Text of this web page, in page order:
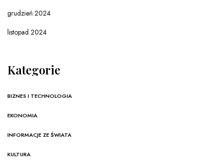
grudzień 2024
listopad 2024
Kategorie
BIZNES I TECHNOLOGIA
EKONOMIA
INFORMACJE ZE ŚWIATA
KULTURA